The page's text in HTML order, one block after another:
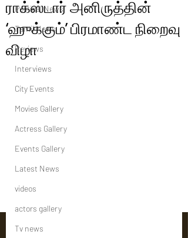
Political News
Tamil News
Reviews
Interviews
City Events
Movies Gallery
Actress Gallery
Events Gallery
Latest News
videos
actors gallery
Tv news
ராக்ஸ்டார் அனிருத்தின்
‘ஹுக்கும்’ பிரமாண்ட நிறைவு
விழா